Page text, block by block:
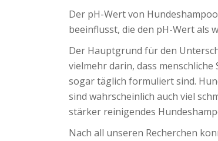
Der pH-Wert von
beeinflusst, die den pH-Wert als
Der Hauptgrund für den
vielmehr darin, dass
sogar täglich formuliert sind.
sind wahrscheinlich auch viel
stärker reinigendes
Nach all unseren Recherchen